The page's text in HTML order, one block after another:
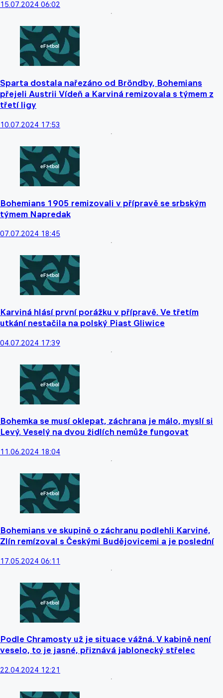
15.07.2024 06:02
Sparta dostala nařezáno od Bröndby, Bohemians
přejeli Austrii Vídeň a Karviná remizovala s týmem z
třetí ligy
10.07.2024 17:53
Bohemians 1905 remizovali v přípravě se srbským
týmem Napredak
07.07.2024 18:45
Karviná hlásí první porážku v přípravě. Ve třetím
utkání nestačila na polský Piast Gliwice
04.07.2024 17:39
Bohemka se musí oklepat, záchrana je málo, myslí si
Levý. Veselý na dvou židlích nemůže fungovat
11.06.2024 18:04
Bohemians ve skupině o záchranu podlehli Karviné,
Zlín remízoval s Českými Budějovicemi a je poslední
17.05.2024 06:11
Podle Chramosty už je situace vážná. V kabině není
veselo, to je jasné, přiznává jablonecký střelec
22.04.2024 12:21